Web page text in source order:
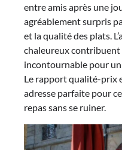
entre amis après une
agréablement surpris
et la qualité des plats.
chaleureux contribuent
incontournable pour
Le rapport qualité-prix
adresse parfaite pour
repas sans se ruiner.